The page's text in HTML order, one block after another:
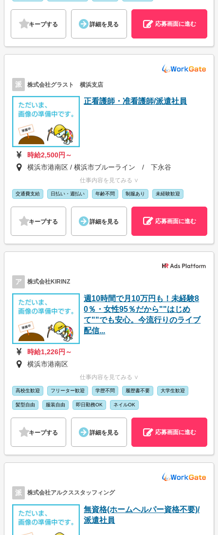
キープする 詳細を見る 応募画面に進む
派 株式会社グラスト 横浜支店
正看護師・准看護師/派遣社員
時給2,500円～
横浜市港南区 / 横浜市ブルーライン / 下永谷
仕事内容を見てみる ∨
交通費支給 日払い・週払い 年齢不問 制服あり 未経験歓迎
キープする 詳細を見る 応募画面に進む
ア 株式会社KIRINZ
週10時間で月10万円も！未経験8
0％・女性95％だから""はじめ
て""でも安心。今流行りのライブ
配信...
時給1,226円～
横浜市港南区
仕事内容を見てみる ∨
高校生歓迎 フリーター歓迎 学歴不問 履歴書不要 大学生歓迎
髪型自由 服装自由 即日勤務OK ネイルOK
キープする 詳細を見る 応募画面に進む
派 株式会社アルクススタッフィング
無資格(ホームヘルパー資格不要)/
派遣社員